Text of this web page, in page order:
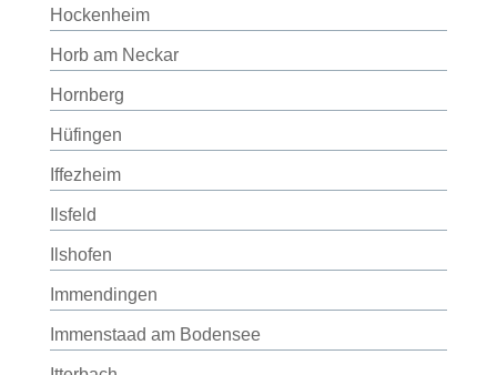
Hockenheim
Horb am Neckar
Hornberg
Hüfingen
Iffezheim
Ilsfeld
Ilshofen
Immendingen
Immenstaad am Bodensee